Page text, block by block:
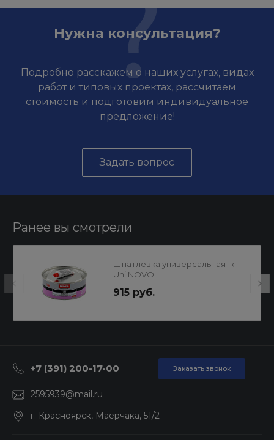
Нужна консультация?
Подробно расскажем о наших услугах, видах
работ и типовых проектах, рассчитаем
стоимость и подготовим индивидуальное
предложение!
Задать вопрос
Ранее вы смотрели
Шпатлевка универсальная 1кг
Uni NOVOL
915 руб.
+7 (391) 200-17-00 Заказать звонок
2595939@mail.ru
г. Красноярск, Маерчака, 51/2